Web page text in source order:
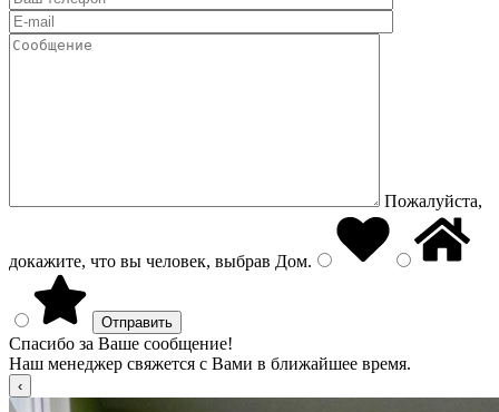
Пожалуйста,
докажите, что вы человек, выбрав Дом.
Спасибо за Ваше сообщение!
Наш менеджер свяжется с Вами в ближайшее время.